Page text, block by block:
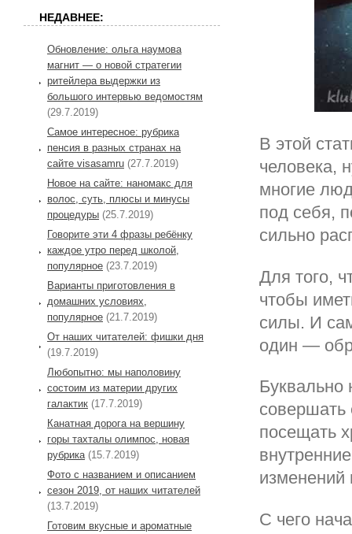
В этой
человека,
многие
под себя,
сильно
Для того,
чтобы
силы. И
один —
Буквально
совершать
посещать
изменений
С чего
НЕДАВНЕЕ:
Обновление: ольга наумова
магнит — о новой стратегии
ритейлера выдержки из
большого интервью ведомостям
(29.7.2019)
Самое интересное: рубрика
пенсия в разных странах на
сайте visasamru (27.7.2019)
Новое на сайте: наномакс для
волос, суть, плюсы и минусы
процедуры (25.7.2019)
Говорите эти 4 фразы ребёнку
каждое утро перед школой,
популярное (23.7.2019)
Варианты приготовления в
домашних условиях,
популярное (21.7.2019)
От наших читателей: фишки дня
(19.7.2019)
Любопытно: мы наполовину
состоим из материи других
галактик (17.7.2019)
Канатная дорога на вершину
горы тахталы олимпос, новая
рубрика (15.7.2019)
Фото с названием и описанием
сезон 2019, от наших читателей
(13.7.2019)
Готовим вкусные и ароматные